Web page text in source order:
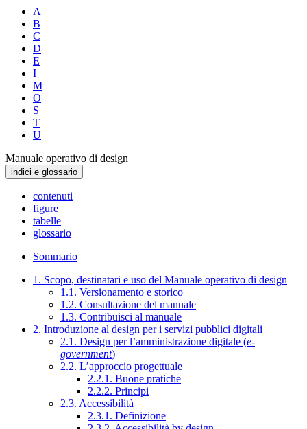
A
B
C
D
E
I
M
O
S
T
U
Manuale operativo di design
indici e glossario
contenuti
figure
tabelle
glossario
Sommario
1. Scopo, destinatari e uso del Manuale operativo di design
1.1. Versionamento e storico
1.2. Consultazione del manuale
1.3. Contribuisci al manuale
2. Introduzione al design per i servizi pubblici digitali
2.1. Design per l’amministrazione digitale (e-
government)
2.2. L’approccio progettuale
2.2.1. Buone pratiche
2.2.2. Principi
2.3. Accessibilità
2.3.1. Definizione